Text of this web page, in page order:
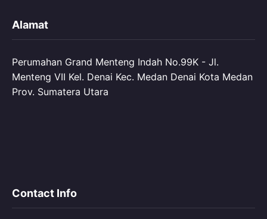
Alamat
Perumahan Grand Menteng Indah No.99K - Jl.
Menteng VII Kel. Denai Kec. Medan Denai Kota Medan
Prov. Sumatera Utara
Contact Info